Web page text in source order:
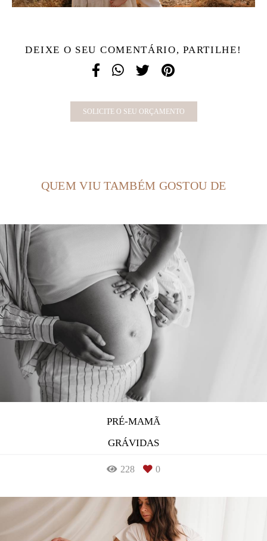
DEIXE O SEU COMENTÁRIO, PARTILHE!
SOLICITE O SEU ORÇAMENTO
QUEM VIU TAMBÉM GOSTOU DE
PRÉ-MAMÃ
GRÁVIDAS
228 0